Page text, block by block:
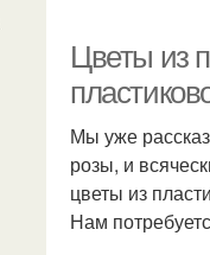
Цветы из
Мы уже
розы, и
цветы из
Нам